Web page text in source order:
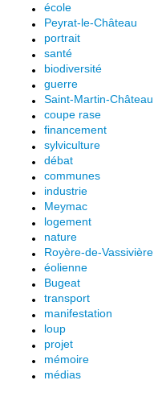
école
Peyrat-le-Château
portrait
santé
biodiversité
guerre
Saint-Martin-Château
coupe rase
financement
sylviculture
débat
communes
industrie
Meymac
logement
nature
Royère-de-Vassivière
éolienne
Bugeat
transport
manifestation
loup
projet
mémoire
médias